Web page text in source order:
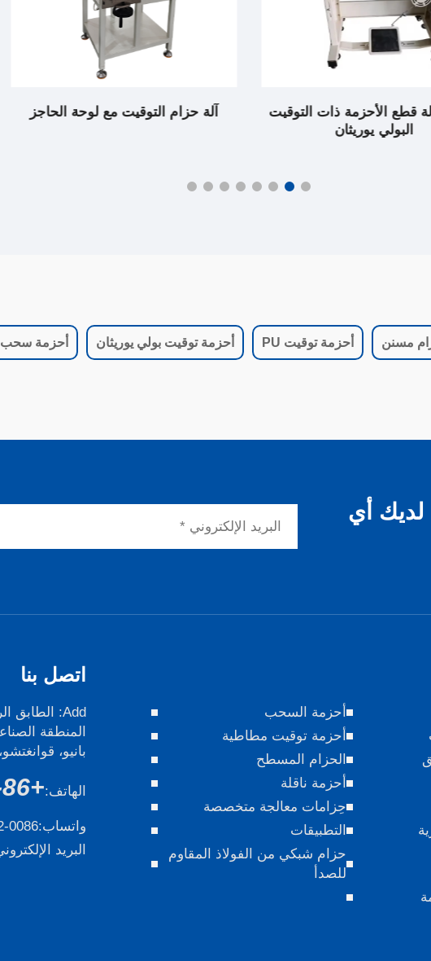
قطع الأحزمة ذات التوقيت
البولي يوريثان
آلة حزام التوقيت مع لوحة الحاجز
مسنن أحزمة توقيت PU أحزمة توقيت بولي يوريثان أحزمة سحب
لديك أي
أحزمة السحب
أحزمة توقيت مطاطية
الحزام المسطح
أحزمة ناقلة
حِزامات معالجة متخصصة
التطبيقات
حزام شبكي من الفولاذ المقاوم
للصدأ
اتصل بنا
المنطقة
بانيو،
الهاتف:+86-13725100582
واتساب:0086-13600035412
البريد